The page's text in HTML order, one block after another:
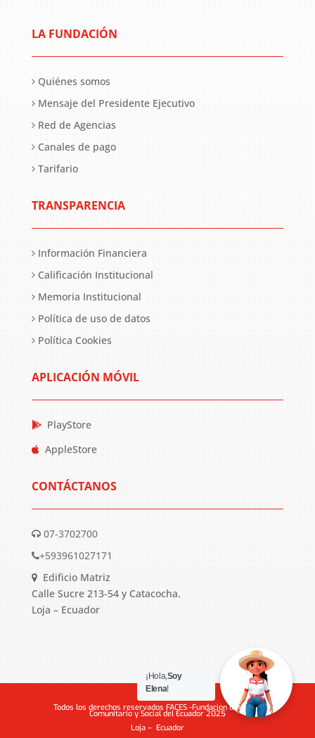
LA FUNDACIÓN
Quiénes somos
Mensaje del Presidente Ejecutivo
Red de Agencias
Canales de pago
Tarifario
TRANSPARENCIA
Información Financiera
Calificación Institucional
Memoria Institucional
Política de uso de datos
Política Cookies
APLICACIÓN MÓVIL
PlayStore
AppleStore
CONTÁCTANOS
07-3702700
+593961027171
Edificio Matriz
Calle Sucre 213-54 y Catacocha.
Loja – Ecuador
Todos los derechos reservados FACES -Fundacion de Apoyo
Comunitario y Social del Ecuador 2025
Loja – Ecuador
¡Hola,Soy
Elena!